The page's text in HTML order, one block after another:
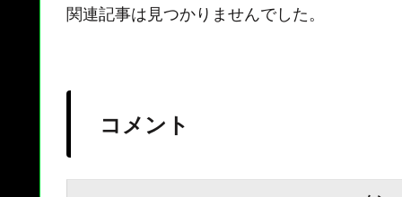
関連記事は見つかりませんでした。
コメント